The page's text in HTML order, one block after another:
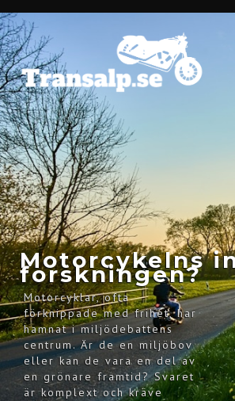
Motorcykelns
forskningen?
Motorcyklar, ofta
förknippade med frihet, har
hamnat i miljödebattens
centrum. Är de en miljöbov
eller kan de vara en del av
en grönare framtid? Svaret
är komplext och kräve